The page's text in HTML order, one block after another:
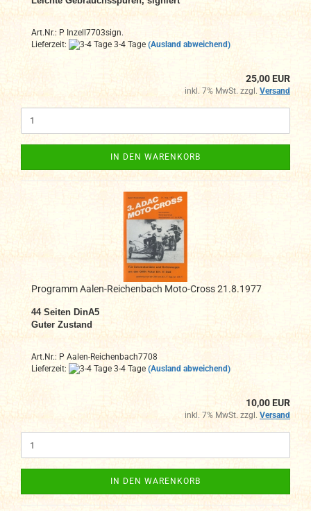
Art.Nr.: P Inzell7703sign.
Lieferzeit:
3-4 Tage (Ausland abweichend)
25,00 EUR
inkl. 7% MwSt. zzgl. Versand
IN DEN WARENKORB
Programm Aalen-Reichenbach Moto-Cross 21.8.1977
44 Seiten DinA5
Guter Zustand
Art.Nr.: P Aalen-Reichenbach7708
Lieferzeit:
3-4 Tage (Ausland abweichend)
10,00 EUR
inkl. 7% MwSt. zzgl. Versand
IN DEN WARENKORB